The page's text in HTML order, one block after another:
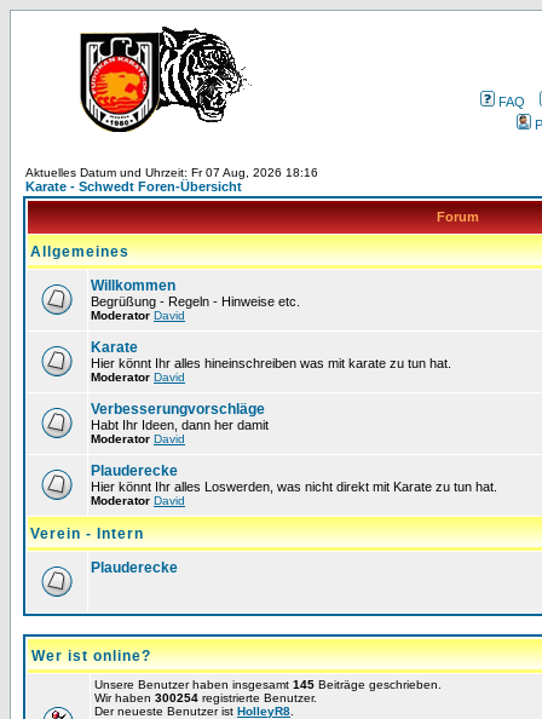
FAQ
Aktuelles Datum und Uhrzeit: Fr 07 Aug, 2026 18:16
Karate - Schwedt Foren-Übersicht
Forum
Allgemeines
Willkommen
Begrüßung - Regeln - Hinweise etc.
Moderator David
Karate
Hier könnt Ihr alles hineinschreiben was mit karate zu tun hat.
Moderator David
Verbesserungvorschläge
Habt Ihr Ideen, dann her damit
Moderator David
Plauderecke
Hier könnt Ihr alles Loswerden, was nicht direkt mit Karate zu tun hat.
Moderator David
Verein - Intern
Plauderecke
Wer ist online?
Unsere Benutzer haben insgesamt 145 Beiträge geschrieben.
Wir haben 300254 registrierte Benutzer.
Der neueste Benutzer ist HolleyR8